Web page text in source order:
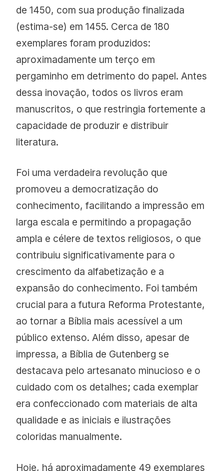
de 1450, com sua produção finalizada
(estima-se) em 1455. Cerca de 180
exemplares foram produzidos:
aproximadamente um terço em
pergaminho em detrimento do papel. Antes
dessa inovação, todos os livros eram
manuscritos, o que restringia fortemente a
capacidade de produzir e distribuir
literatura.
Foi uma verdadeira revolução que
promoveu a democratização do
conhecimento, facilitando a impressão em
larga escala e permitindo a propagação
ampla e célere de textos religiosos, o que
contribuiu significativamente para o
crescimento da alfabetização e a
expansão do conhecimento. Foi também
crucial para a futura Reforma Protestante,
ao tornar a Bíblia mais acessível a um
público extenso. Além disso, apesar de
impressa, a Bíblia de Gutenberg se
destacava pelo artesanato minucioso e o
cuidado com os detalhes; cada exemplar
era confeccionado com materiais de alta
qualidade e as iniciais e ilustrações
coloridas manualmente.
Hoje, há aproximadamente 49 exemplares